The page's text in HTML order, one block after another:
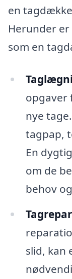
en
Herunder
som en
opgaver
nye
tagpap,
En
om de
behov
slid, kan